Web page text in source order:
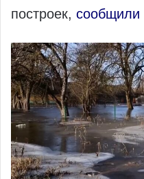
построек, сообщили